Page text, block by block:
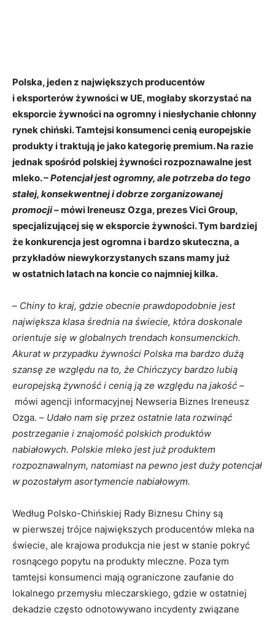
Polska, jeden z największych producentów
i eksporterów żywności w UE, mogłaby skorzystać na
eksporcie żywności na ogromny i niesłychanie chłonny
rynek chiński. Tamtejsi konsumenci cenią europejskie
produkty i traktują je jako kategorię premium. Na razie
jednak spośród polskiej żywności rozpoznawalne jest
mleko.– Potencjał jest ogromny, ale potrzeba do tego
stałej, konsekwentnej i dobrze zorganizowanej
promocji –mówi Ireneusz Ozga, prezes Vici Group,
specjalizującej się w eksporcie żywności. Tym bardziej
że konkurencja jest ogromna i bardzo skuteczna, a
przykładów niewykorzystanych szans mamy już
w ostatnich latach na koncie co najmniej kilka.
– Chiny to kraj, gdzie obecnie prawdopodobnie jest
największa klasa średnia na świecie, która doskonale
orientuje się w globalnych trendach konsumenckich.
Akurat w przypadku żywności Polska ma bardzo dużą
szansę ze względu na to, że Chińczycy bardzo lubią
europejską żywność i cenią ją ze względu na jakość –
mówi agencji informacyjnej Newseria Biznes Ireneusz
Ozga. – Udało nam się przez ostatnie lata rozwinąć
postrzeganie i znajomość polskich produktów
nabiałowych. Polskie mleko jest już produktem
rozpoznawalnym, natomiast na pewno jest duży potencjał
w pozostałym asortymencie nabiałowym.
Według Polsko-Chińskiej Rady Biznesu Chiny są
w pierwszej trójce największych producentów mleka na
świecie, ale krajowa produkcja nie jest w stanie pokryć
rosnącego popytu na produkty mleczne. Poza tym
tamtejsi konsumenci mają ograniczone zaufanie do
lokalnego przemysłu mleczarskiego, gdzie w ostatniej
dekadzie często odnotowywano incydenty związane